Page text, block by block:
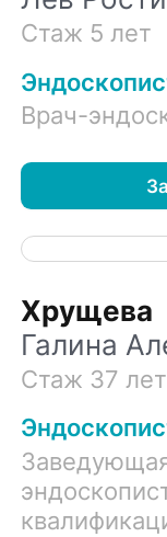
Стаж 5 лет
Врач-
Хрущева
Галина
Стаж 37 лет